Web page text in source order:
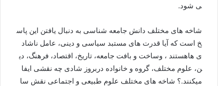
ی شود.
شاخه های مختلف دانش جامعه شناسی به دنبال یافتن این پاس
خ است که آیا قدرت های مستبد سیاسی و دینی، عامل ناشاد
ی هاهستند ، وساخت و بافت جامعه، تاریخ، اقتصاد، فرهنگ، دی
ن، علوم مختلف، گروه و خانواده دربروز شادی چه نقشی ایفا
میکنند.؟ شاخه های مختلف علوم طبیعی و اجتماعی نقش سا